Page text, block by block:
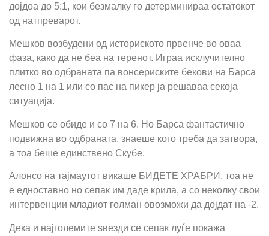
дојдоа до 5:1, кои безмалку го детерминираа остатокот
од натпреварот.
Мешков возбудени од историското првенче во оваа
фаза, како да не беа на теренот. Играа исклучително
плитко во одбраната па вонсериските бекови на Барса
лесно 1 на 1 или со пас на пикер ја решаваа секоја
ситуација.
Мешков се обиде и со 7 на 6. Но Барса фантастично
подвижна во одбраната, знаеше кого треба да затвора,
а тоа беше единствено Скубе.
Алонсо на тајмаутот викаше БИДЕТЕ ХРАБРИ, тоа не
е едноставно но сепак им даде крила, а со неколку свои
интервенции младиот голман овозможи да дојдат на -2.
Дека и најголемите ѕвезди се сепак луѓе покажа